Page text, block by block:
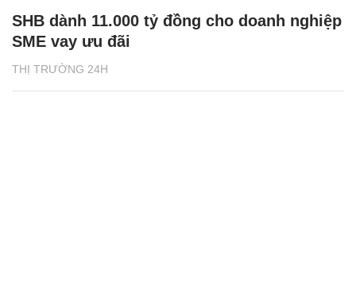
THỊ TRƯỜNG 24H
SHB dành 11.000 tỷ đồng cho doanh nghiệp
SME vay ưu đãi